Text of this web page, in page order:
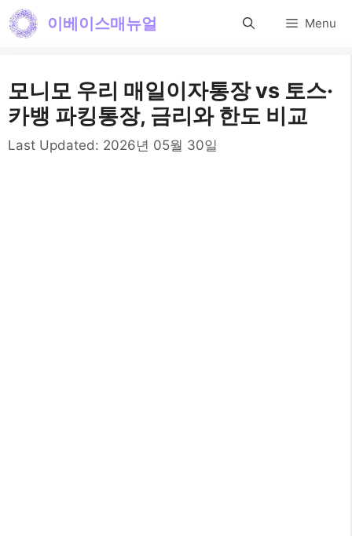
컨
로
건
너
이베이스매뉴얼 Menu
모니모 우리 매일이자통장 vs 토스·
카뱅 파킹통장, 금리와 한도 비교
Last Updated: 2026년 05월 30일